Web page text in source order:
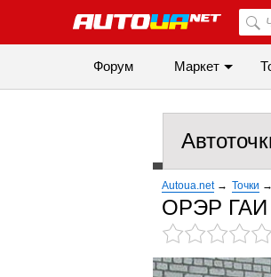
Форум Маркет
Autoua.net → Точки →
ОРЭР ГАИ